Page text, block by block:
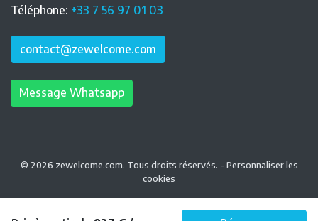
Téléphone: +33 7 56 97 01 03
contact@zewelcome.com
Message Whatsapp
© 2026 zewelcome.com. Tous droits réservés. - Personnaliser les
cookies